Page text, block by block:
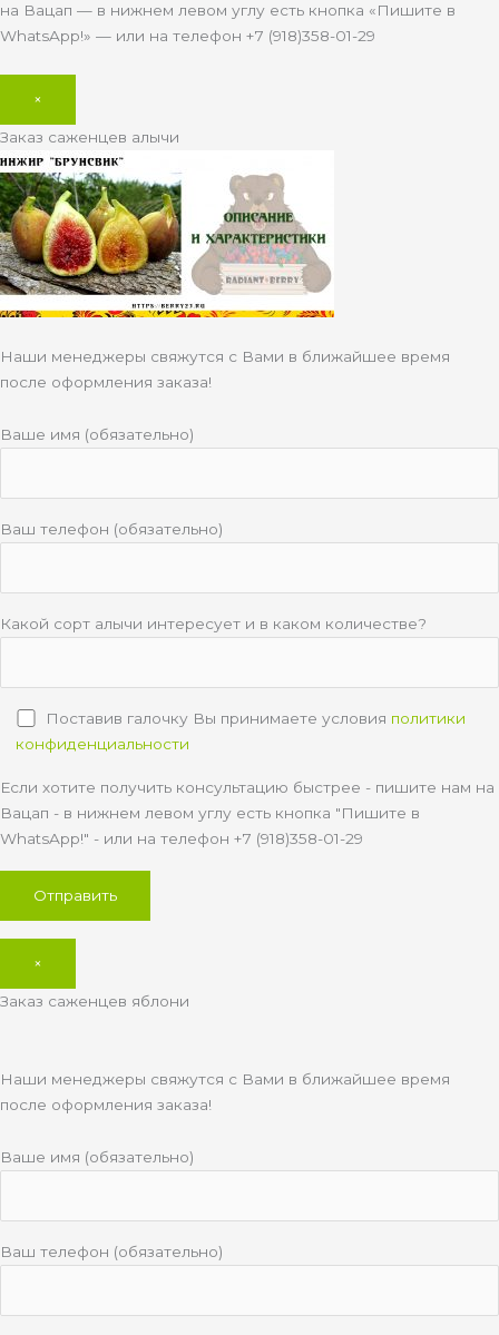
на Вацап — в нижнем левом углу есть кнопка «Пишите в
WhatsApp!» — или на телефон +7 (918)358-01-29
×
Заказ саженцев алычи
Наши менеджеры свяжутся с Вами в ближайшее время
после оформления заказа!
Ваше имя (обязательно)
Ваш телефон (обязательно)
Какой сорт алычи интересует и в каком количестве?
Поставив галочку Вы принимаете условия политики
конфиденциальности
Если хотите получить консультацию быстрее - пишите нам на
Вацап - в нижнем левом углу есть кнопка "Пишите в
WhatsApp!" - или на телефон +7 (918)358-01-29
×
Заказ саженцев яблони
Наши менеджеры свяжутся с Вами в ближайшее время
после оформления заказа!
Ваше имя (обязательно)
Ваш телефон (обязательно)